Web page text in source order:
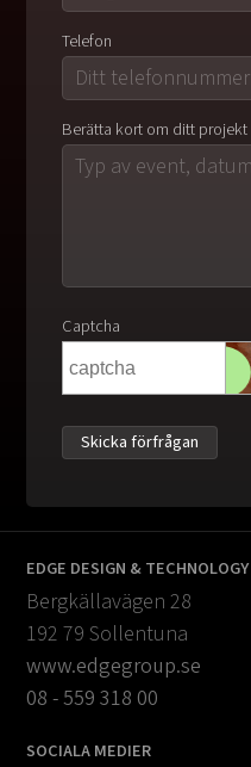
Telefon
Berätta kort om ditt projekt
Captcha
EDGE DESIGN & TECHNOLOGY
Bergkällavägen 28
192 79 Sollentuna
www.edgegroup.se
08 - 559 318 00
SOCIALA MEDIER